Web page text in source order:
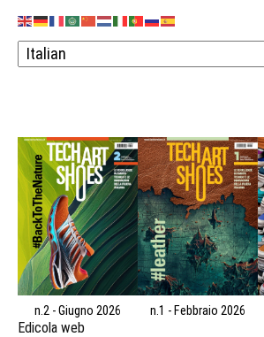
n.2 - Giugno 2026 n.1 - Febbraio 2026
Edicola web